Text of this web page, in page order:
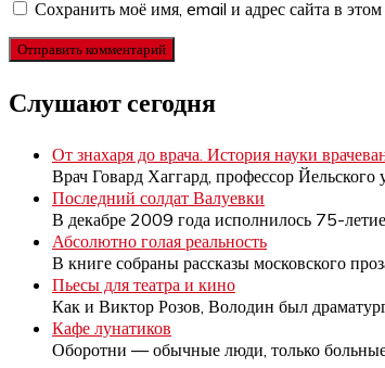
Сохранить моё имя, email и адрес сайта в
Слушают сегодня
От знахаря до врача. История науки
Врач Говард Хаггард, профессор Йельского
Последний солдат Валуевки
В декабре 2009 года исполнилось 75-
Абсолютно голая реальность
В книге собраны рассказы московского
Пьесы для театра и кино
Как и Виктор Розов, Володин был
Кафе лунатиков
Оборотни — обычные люди, только